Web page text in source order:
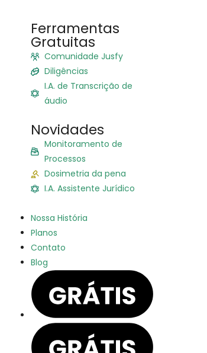
Ferramentas
Gratuitas
Comunidade Jusfy
Diligências
I.A. de Transcrição de
áudio
Novidades
Monitoramento de
Processos
Dosimetria da pena
I.A. Assistente Jurídico
Nossa História
Planos
Contato
Blog